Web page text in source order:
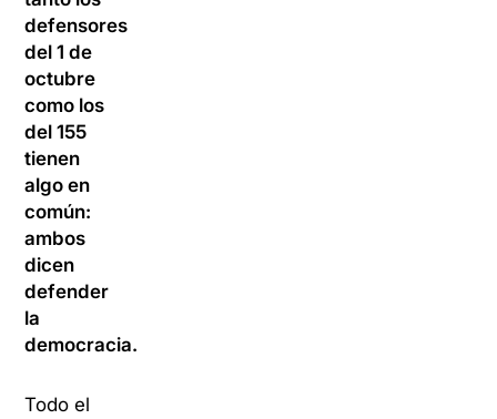
defensores
del 1 de
octubre
como los
del 155
tienen
algo en
común:
ambos
dicen
defender
la
democracia.
Todo el